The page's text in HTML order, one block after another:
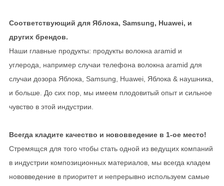
Соответствующий для Яблока, Samsung, Huawei, и
других брендов.
Наши главные продукты: продукты волокна aramid и
углерода, например случаи телефона волокна aramid для
случаи дозора Яблока, Samsung, Huawei, Яблока & наушника,
и больше. До сих пор, мы имеем плодовитый опыт и сильное
чувство в этой индустрии.
Всегда кладите качество и нововведение в 1-ое место!
Стремящся для того чтобы стать одной из ведущих компаний
в индустрии композиционных материалов, мы всегда кладем
нововведение в приоритет и непрерывно используем самые